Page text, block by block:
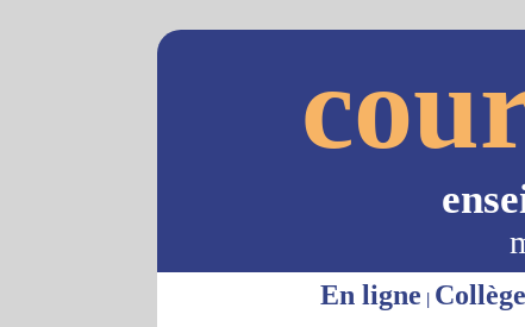
En ligne | Collège